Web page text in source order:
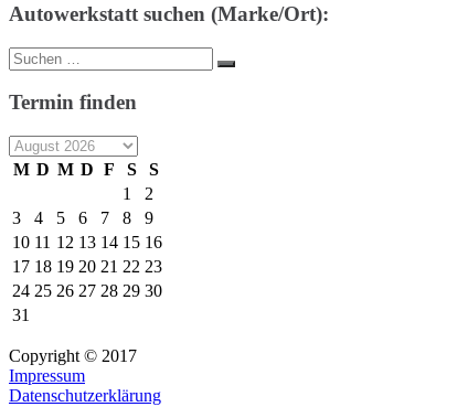
Autowerkstatt suchen (Marke/Ort):
Suche
nach:
Suchen
Termin finden
M D M D F S
S
1
2
3
4 5 6 7 8
9
10 11 12 13 14 15 16
17 18 19 20 21 22 23
24 25 26 27 28 29 30
31
Copyright © 2017
Impressum
Datenschutzerklärung